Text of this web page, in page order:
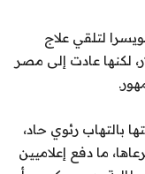
لتلقي علاج
تجاوزت 500 ألف دولار، لكنها عادت إلى مصر
بالتهاب رئوي حاد،
ما دفع إعلاميين